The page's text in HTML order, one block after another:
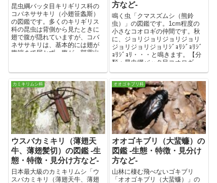
昆虫綱バッタ目キリギリス科の
コバネササキリ（小翅笹螽斯）
の図鑑です。多くのキリギリス
科の昆虫は背側から見たときに
翅で腹が隠れていますが、コバ
ネササキリは、基本的には翅が
腹端まで届かず、腹が一部露出
が稀に現れ、この型の個体は飛
翔能力があります。
方など-
鳴く虫「クマスズムシ（熊鈴
虫）」の図鑑です。1cm程度の
小さなコオロギの仲間です。秋
に、ジョリジョリジョリジョリ
ジョリジョリジョリｼﾞｮﾘｼﾞｮﾘｼﾞ
ｮﾘｼﾞｮﾘ・・・と鳴きます。【分
類：昆虫綱バッタ目コオロギ
カミキリムシ科
ウスバカミキリ（薄翅天
牛、薄翅髪切）の図鑑 -生
態・特徴・見分け方など-
日本最大級のカミキリムシ「ウ
スバカミキリ（薄翅天牛、薄翅
オオゴキブリ科
オオゴキブリ（大蜚蠊）の
図鑑 -生態・特徴・見分け
方など-
山林に棲む飛べないゴキブリ
「オオゴキブリ（大蜚蠊）」の